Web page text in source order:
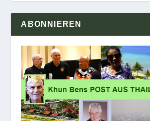
ABONNIEREN